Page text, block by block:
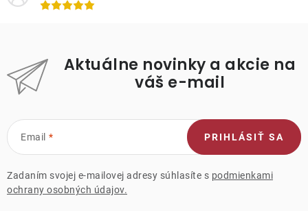
Aktuálne novinky a akcie na
váš e-mail
Email
Zadaním svojej e-mailovej adresy súhlasíte s podmienkami
ochrany osobných údajov.
PRIHLÁSIŤ SA